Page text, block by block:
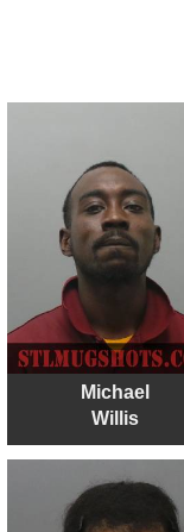
Michael
Willis